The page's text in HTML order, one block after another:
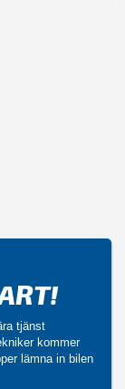
tjänst
kommer
lämna in bilen